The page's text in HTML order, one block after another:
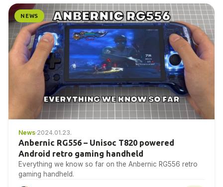
NEWS
News·2024.01.23.
Anbernic RG556 – Unisoc T820 powered
Android retro gaming handheld
Everything we know so far on the Anbernic RG556 retro
gaming handheld.